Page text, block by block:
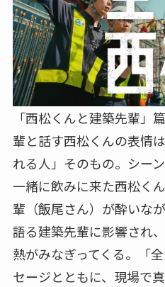
「西松くんと建築先輩」
輩と話す西松くんの表情
れる人」そのもの。シー
一緒に飲みに来た西松く
輩（飯尾さん）が酔いな
語る建築先輩に影響され
熱がみなぎってくる。「
セージとともに、現場で